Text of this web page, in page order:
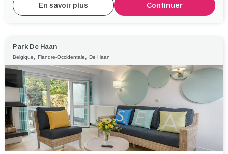
En savoir plus Continuer
Park De Haan
Belgique Flandre-Occidentale De Haan